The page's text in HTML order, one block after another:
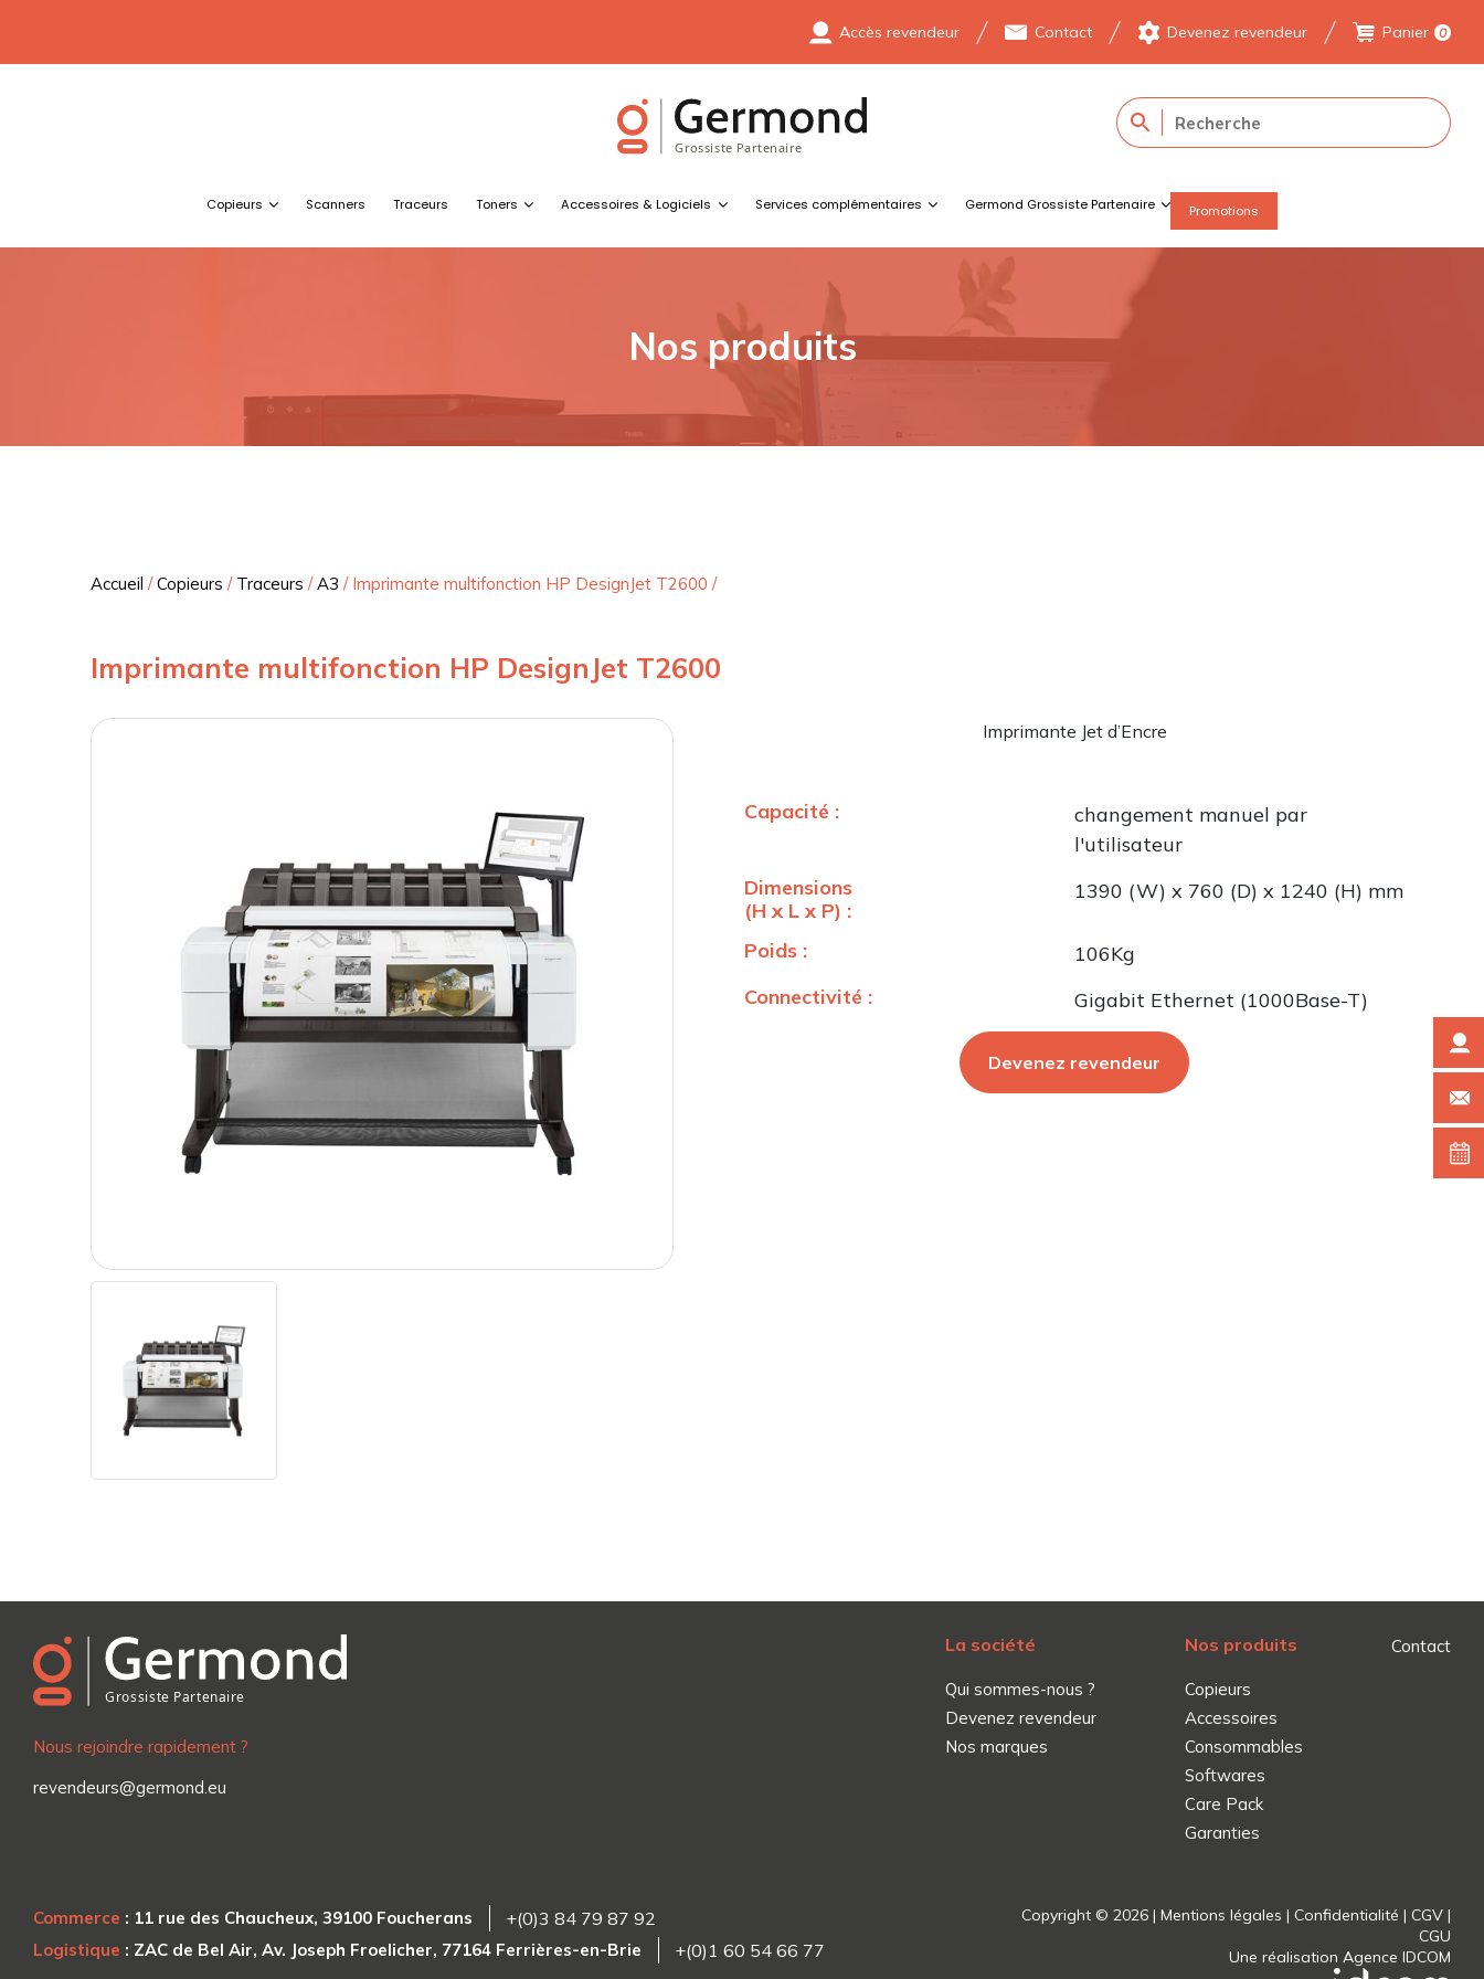
Accès revendeur Contact Devenez revendeur Panier 0
Copieurs Scanners Traceurs Toners Accessoires & Logiciels Services complémentaires Germond Grossiste Partenaire Promotions
Nos produits
Accueil /Copieurs / Traceurs /A3 / Imprimante multifonction HP DesignJet T2600 /
Imprimante multifonction HP DesignJet T2600
Imprimante Jet d’Encre
Capacité :
changement manuel par
l'utilisateur
Dimensions
(H x L x P) :
1390 (W) x 760 (D) x 1240 (H) mm
Poids :
106Kg
Connectivité :
Gigabit Ethernet (1000Base-T)
Devenez revendeur
Nous rejoindre rapidement ?
revendeurs@germond.eu
La société
Qui sommes-nous ?
Devenez revendeur
Nos marques
Nos produits
Copieurs
Accessoires
Consommables
Softwares
Care Pack
Garanties
Contact
Commerce : 11 rue des Chaucheux, 39100 Foucherans +(0)3 84 79 87 92
Logistique : ZAC de Bel Air, Av. Joseph Froelicher, 77164 Ferrières-en-Brie +(0)1 60 54 66 77
Copyright © 2026 | Mentions légales | Confidentialité | CGV |
CGU
Une réalisation Agence IDCOM